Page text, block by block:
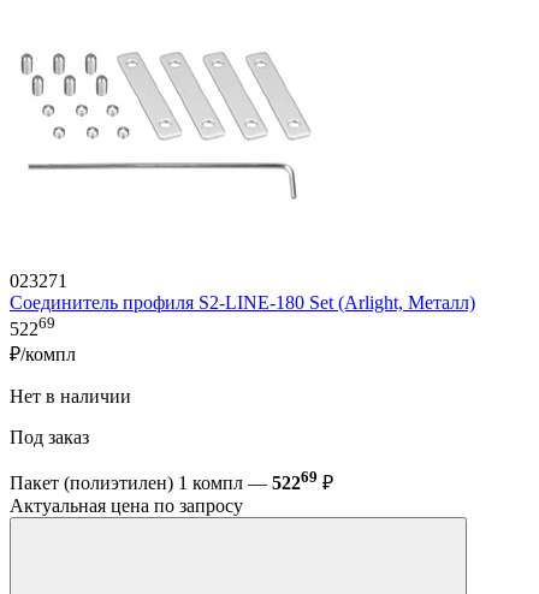
023271
Соединитель профиля S2-LINE-180 Set (Arlight, Металл)
52269
₽/компл
Нет в наличии
Под заказ
Пакет (полиэтилен) 1 компл — 52269 ₽
Актуальная цена по запросу